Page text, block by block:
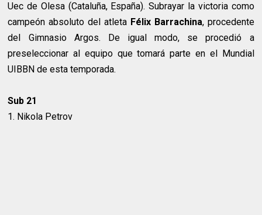
Uec de Olesa (Cataluña, España). Subrayar la victoria como
campeón absoluto del atleta Félix Barrachina, procedente
del Gimnasio Argos. De igual modo, se procedió a
preseleccionar al equipo que tomará parte en el Mundial
UIBBN de esta temporada.
Sub 21
1. Nikola Petrov